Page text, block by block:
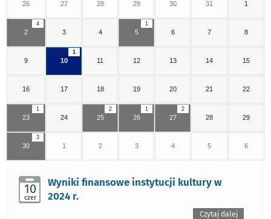
26 27 28 29 30 31 1
4
2 3 4
1
5 6 7 8
9
1
10 11 12 13 14 15
16 17 18 19 20 21 22
1
23 24
2
25
1
26
2
27 28 29
3
30 1 2 3 4 5 6
10
czer
Wyniki finansowe instytucji kultury w
2024 r.
Czytaj dalej